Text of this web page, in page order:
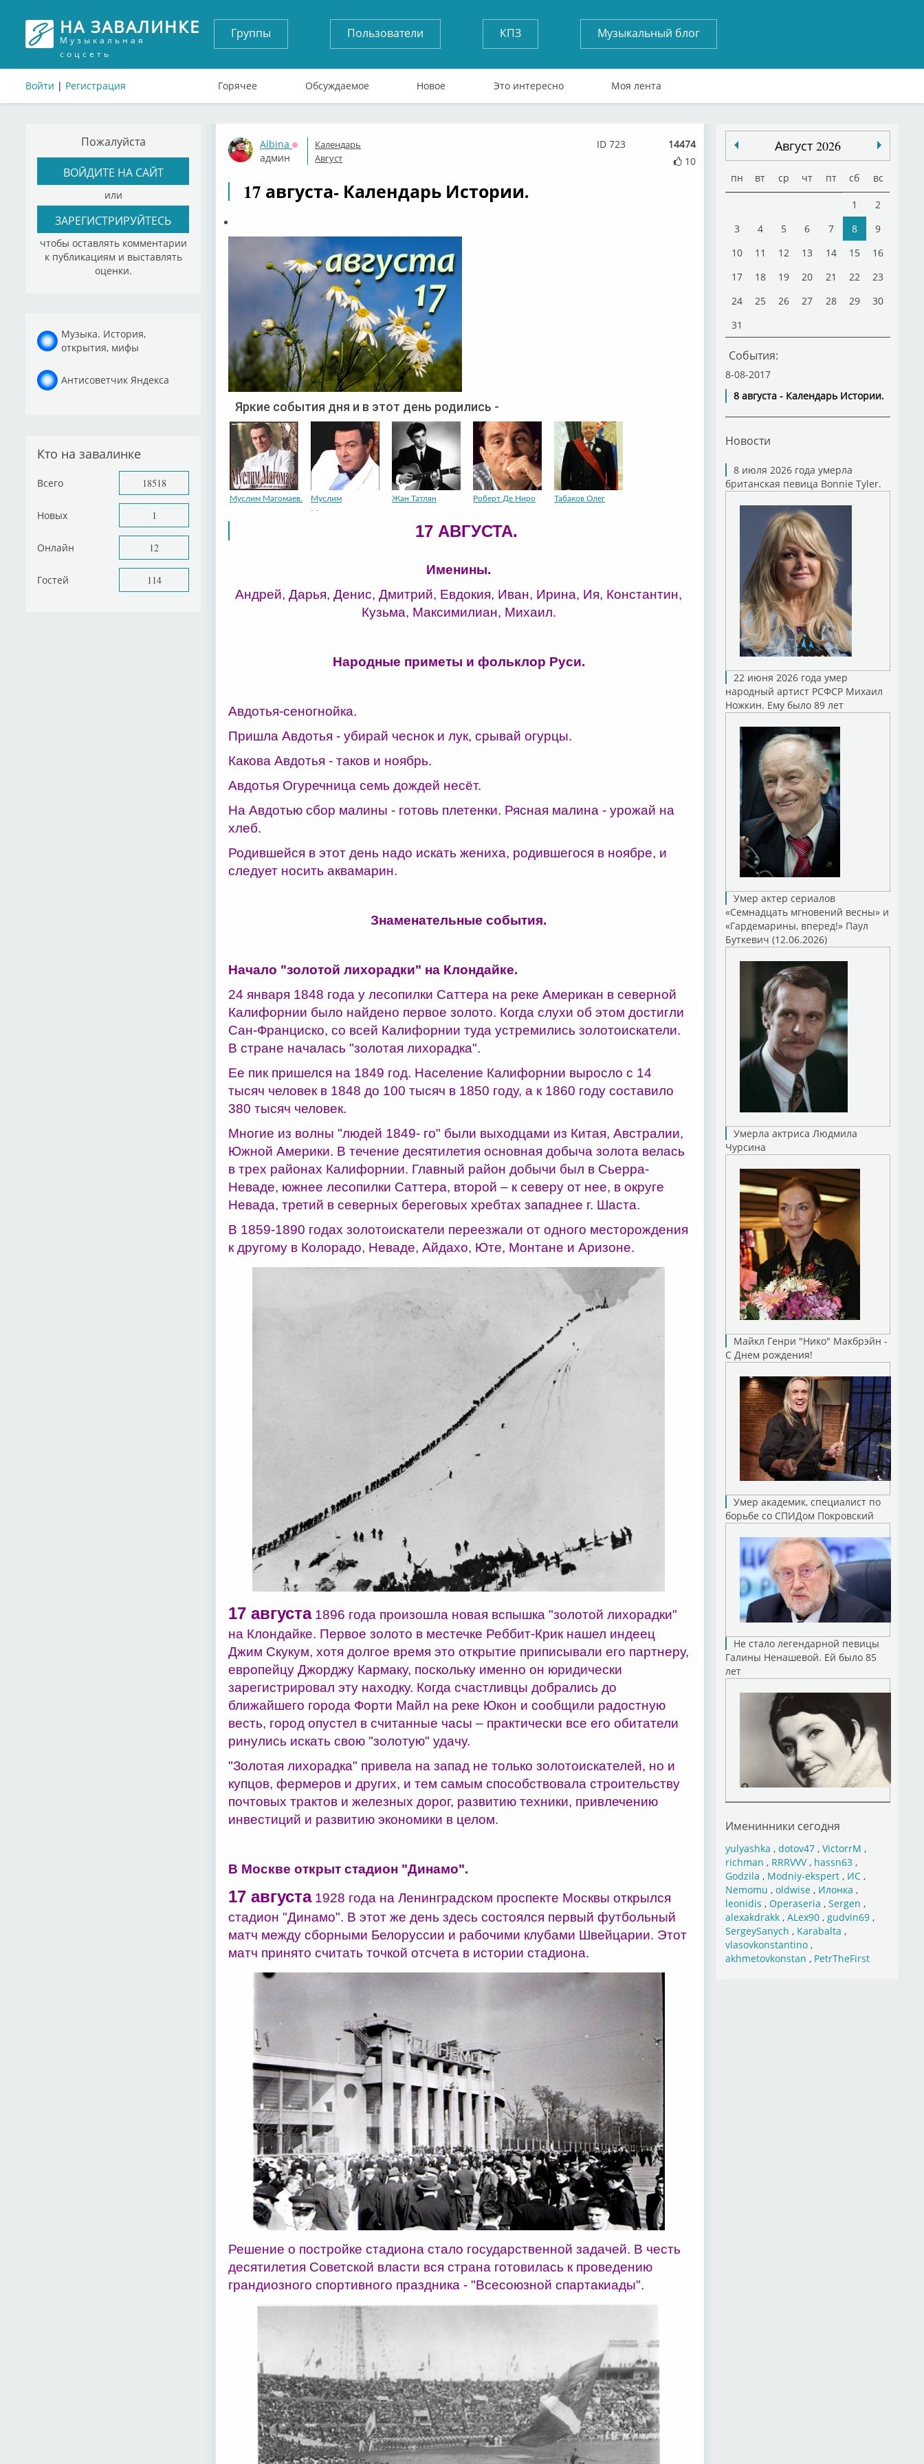
НА ЗАВАЛИНКЕ
Музыкальная
соцсеть
Войти | Регистрация
Группы Пользователи КПЗ Музыкальный блог
Горячее Обсуждаемое Новое Это интересно Моя лента
Пожалуйста
ВОЙДИТЕ НА САЙТ
или
ЗАРЕГИСТРИРУЙТЕСЬ
чтобы оставлять комментарии
к публикациям и выставлять
оценки.
Музыка. История,
открытия, мифы
Антисоветчик Яндекса
Кто на завалинке
Всего 18518
Новых 1
Онлайн 12
Гостей 114
Albina
Оффлайн
админ
Календарь
Август
14474
10
ID 723
17 августа- Календарь Истории.
Яркие события дня и в этот день родились -
Муслим Магомаев.
Муслим
Магомето...
Жан Татлян Роберт Де Ниро Табаков Олег
17 АВГУСТА.
Именины.
Андрей, Дарья, Денис, Дмитрий, Евдокия, Иван, Ирина, Ия, Константин,
Кузьма, Максимилиан, Михаил.
Народные приметы и фольклор Руси.
Авдотья-сеногнойка.
Пришла Авдотья - убирай чеснок и лук, срывай огурцы.
Какова Авдотья - таков и ноябрь.
Авдотья Огуречница семь дождей несёт.
На Авдотью сбор малины - готовь плетенки. Рясная малина - урожай на
хлеб.
Родившейся в этот день надо искать жениха, родившегося в ноябре, и
следует носить аквамарин.
Знаменательные события.
Начало "золотой лихорадки" на Клондайке.
24 января 1848 года у лесопилки Саттера на реке Американ в северной
Калифорнии было найдено первое золото. Когда слухи об этом достигли
Сан-Франциско, со всей Калифорнии туда устремились золотоискатели.
В стране началась "золотая лихорадка".
Ее пик пришелся на 1849 год. Население Калифорнии выросло с 14
тысяч человек в 1848 до 100 тысяч в 1850 году, а к 1860 году составило
380 тысяч человек.
Многие из волны "людей 1849- го" были выходцами из Китая, Австралии,
Южной Америки. В течение десятилетия основная добыча золота велась
в трех районах Калифорнии. Главный район добычи был в Сьерра-
Неваде, южнее лесопилки Саттера, второй – к северу от нее, в округе
Невада, третий в северных береговых хребтах западнее г. Шаста.
В 1859-1890 годах золотоискатели переезжали от одного месторождения
к другому в Колорадо, Неваде, Айдахо, Юте, Монтане и Аризоне.
17 августа1896 года произошла новая вспышка "золотой лихорадки"
на Клондайке. Первое золото в местечке Реббит-Крик нашел индеец
Джим Скукум, хотя долгое время это открытие приписывали его партнеру,
европейцу Джорджу Кармаку, поскольку именно он юридически
зарегистрировал эту находку. Когда счастливцы добрались до
ближайшего города Форти Майл на реке Юкон и сообщили радостную
весть, город опустел в считанные часы – практически все его обитатели
ринулись искать свою "золотую" удачу.
"Золотая лихорадка" привела на запад не только золотоискателей, но и
купцов, фермеров и других, и тем самым способствовала строительству
почтовых трактов и железных дорог, развитию техники, привлечению
инвестиций и развитию экономики в целом.
В Москве открыт стадион "Динамо".
17 августа1928 года на Ленинградском проспекте Москвы открылся
стадион "Динамо". В этот же день здесь состоялся первый футбольный
матч между сборными Белоруссии и рабочими клубами Швейцарии. Этот
матч принято считать точкой отсчета в истории стадиона.
Решение о постройке стадиона стало государственной задачей. В честь
десятилетия Советской власти вся страна готовилась к проведению
грандиозного спортивного праздника - "Всесоюзной спартакиады".
Август 2026
пн вт ср чт пт сб вс
1
2
3
4 5 6 7 8
9
10
11 12 13 14 15
16
17
18 19 20 21 22
23
24
25 26 27 28 29
30
31
События:
8-08-2017
8 августа - Календарь Истории.
Новости
8 июля 2026 года умерла
британская певица Bonnie Tyler.
22 июня 2026 года умер
народный артист РСФСР Михаил
Ножкин. Ему было 89 лет
Умер актер сериалов
«Семнадцать мгновений весны» и
«Гардемарины, вперед!» Паул
Буткевич (12.06.2026)
Умерла актриса Людмила
Чурсина
Майкл Генри "Нико" Макбрэйн -
С Днем рождения!
Умер академик, специалист по
борьбе со СПИДом Покровский
Не стало легендарной певицы
Галины Ненашевой. Ей было 85
лет
Именинники сегодня
yulyashka , dotov47, VictorrM ,
richman , RRRVVV, hassn63,
Godzila , Modniy-ekspert, ИС,
Nemomu , oldwise, Илонка ,
leonidis , Operaseria , Sergen ,
alexakdrakk, ALex90, gudvin69,
SergeySanych , Karabalta ,
vlasovkonstantino,
akhmetovkonstan , PetrTheFirst